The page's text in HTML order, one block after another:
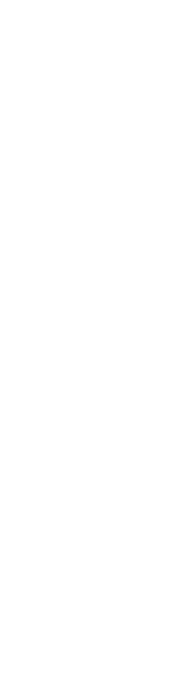
andere Farben auf